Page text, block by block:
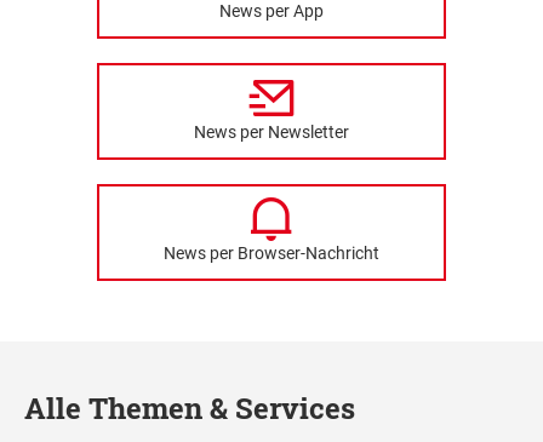
News per App
News per Newsletter
News per Browser-Nachricht
Alle Themen & Services